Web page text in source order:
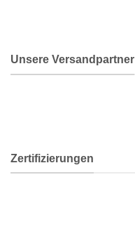
Unsere Versandpartner
Zertifizierungen